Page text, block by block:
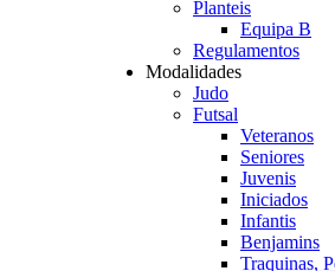
Planteis
Equipa B
Regulamentos
Modalidades
Judo
Futsal
Veteranos
Seniores
Juvenis
Iniciados
Infantis
Benjamins
Traquinas,